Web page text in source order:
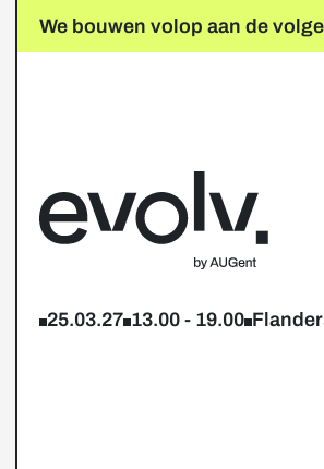
We bouwen volop aan de
25.03.27 13.00 - 19.00